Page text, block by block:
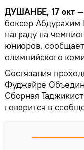
ДУШАНБЕ, 17 окт
боксер Абдурахим
награду на
юниоров, сообщает
олимпийского
Состязания
Фуджайре
Сборная
говорится в